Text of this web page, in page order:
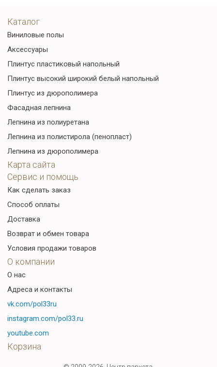
Каталог
Виниловые полы
Аксессуары
Плинтус пластиковый напольный
Плинтус высокий широкий белый напольный
Плинтус из дюрополимера
Фасадная лепнина
Лепнина из полиуретана
Лепнина из полистирола (пенопласт)
Лепнина из дюрополимера
Карта сайта
Сервис и помощь
Как сделать заказ
Способ оплаты
Доставка
Возврат и обмен товара
Условия продажи товаров
О компании
О нас
Адреса и контакты
vk.com/pol33ru
instagram.com/pol33.ru
youtube.com
Корзина